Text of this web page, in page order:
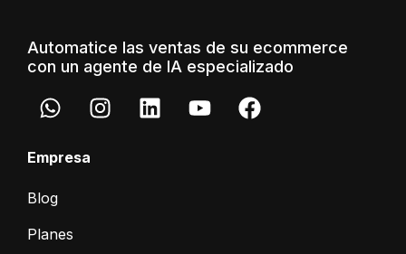
Automatice las ventas de su ecommerce
con un agente de IA especializado
Empresa
Blog
Planes